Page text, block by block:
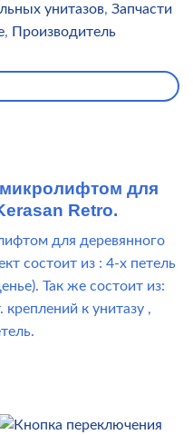
унитазов, Запчасти
, Производитель
для
Retro.
для деревянного
состоит из : 4-х петель
Так же состоит из:
к унитазу ,